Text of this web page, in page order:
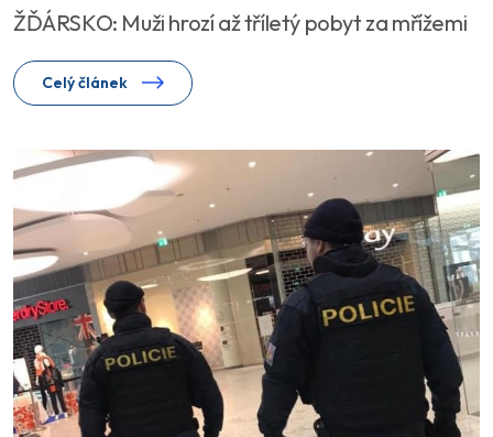
ŽĎÁRSKO: Muži hrozí až tříletý pobyt za mřížemi
Celý článek